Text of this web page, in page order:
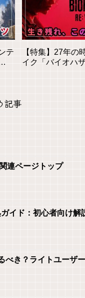
テ
【特集】27年の
イク「バイオハ
記事
連ページトップ
イド：初心者向け解
き？ライトユーザ